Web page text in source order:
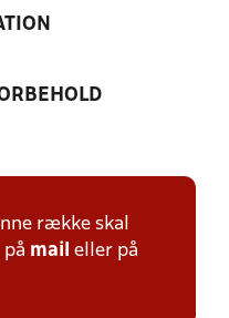
række skal
mail eller på